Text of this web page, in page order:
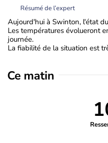
Résumé de l’expert
Aujourd'hui à Swinton, l'état
Les températures évolueront
journée.
La fiabilité de la situation est
Ce matin